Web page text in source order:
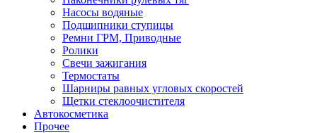
Насосы водяные
Подшипники ступицы
Ремни ГРМ, Приводные
Ролики
Свечи зажигания
Термостаты
Шарниры равных угловых скоростей
Щетки стеклоочистителя
Автокосметика
Прочее